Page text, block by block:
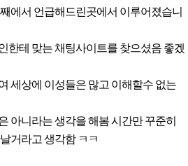
에서 언급해드린곳에서 이루어졌습니
한테 맞는 채팅사이트를 찾으셨음 좋겠
세상에 이성들은 많고 이해할수 없는
아니라는 생각을 해봄 시간만 꾸준히
거라고 생각함 ㅋㅋ